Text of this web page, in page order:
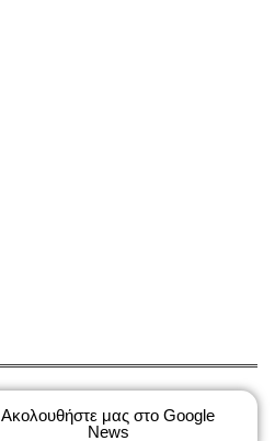
Ακολουθήστε μας στο Google
News